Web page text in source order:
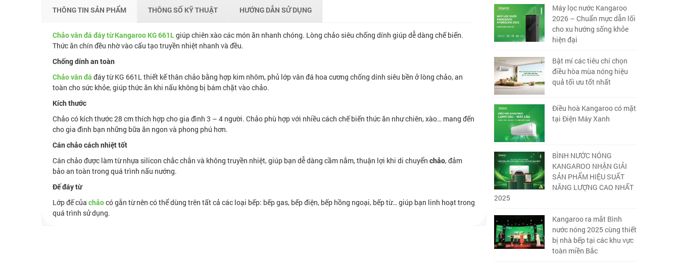
THÔNG TIN SẢN PHẨM THÔNG SỐ KỸ THUẬT HƯỚNG DẪN SỬ DỤNG
Chảo vân đá đáy từ Kangaroo KG 661Lgiúp chiên xào các món ăn nhanh chóng. Lòng chảo siêu chống dính giúp dễ dàng chế biến.
Thức ăn chín đều nhờ vào cấu tạo truyền nhiệt nhanh và đều.
Chống dính an toàn
Chảo vân đá đáy từ KG 661L thiết kế thân chảo bằng hợp kim nhôm, phủ lớp vân đá hoa cương chống dính siêu bền ở lòng chảo, an
toàn cho sức khỏe, giúp thức ăn khi nấu không bị bám chặt vào chảo.
Kích thước
Chảo có kích thước 28 cm thích hợp cho gia đình 3 – 4 người. Chảo phù hợp với nhiều cách chế biến thức ăn như chiên, xào… mang đến
cho gia đình bạn những bữa ăn ngon và phong phú hơn.
Cán chảo cách nhiệt tốt
Cán chảo được làm từ nhựa silicon chắc chắn và không truyền nhiệt, giúp bạn dễ dàng cầm nắm, thuận lợi khi di chuyểnchảo, đảm
bảo an toàn trong quá trình nấu nướng.
Đế đáy từ
Lớp đế củachảocó gắn từ nên có thể dùng trên tất cả các loại bếp: bếp gas, bếp điện, bếp hồng ngoại, bếp từ… giúp bạn linh hoạt trong
quá trình sử dụng.
Máy lọc nước Kangaroo
2026 – Chuẩn mực dẫn lối
cho xu hướng sống khỏe
hiện đại
Bật mí các tiêu chí chọn
điều hòa mùa nóng hiệu
quả tối ưu tốt nhất
Điều hoà Kangaroo có mặt
tại Điện Máy Xanh
BÌNH NƯỚC NÓNG
KANGAROO NHẬN GIẢI
SẢN PHẨM HIỆU SUẤT
NĂNG LƯỢNG CAO NHẤT
2025
Kangaroo ra mắt Bình
nước nóng 2025 cùng thiết
bị nhà bếp tại các khu vực
toàn miền Bắc